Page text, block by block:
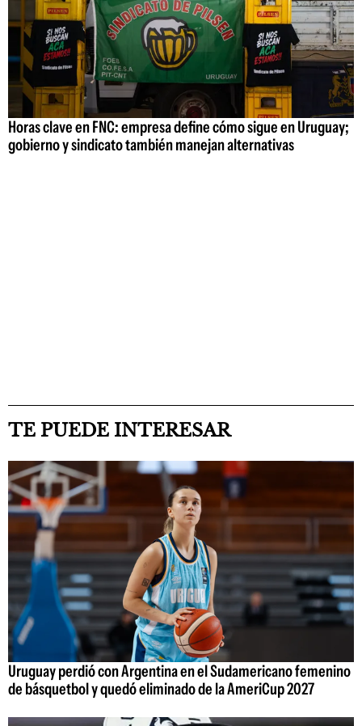
Horas clave en FNC: empresa define cómo sigue en Uruguay;
gobierno y sindicato también manejan alternativas
TE PUEDE INTERESAR
Uruguay perdió con Argentina en el Sudamericano femenino
de básquetbol y quedó eliminado de la AmeriCup 2027